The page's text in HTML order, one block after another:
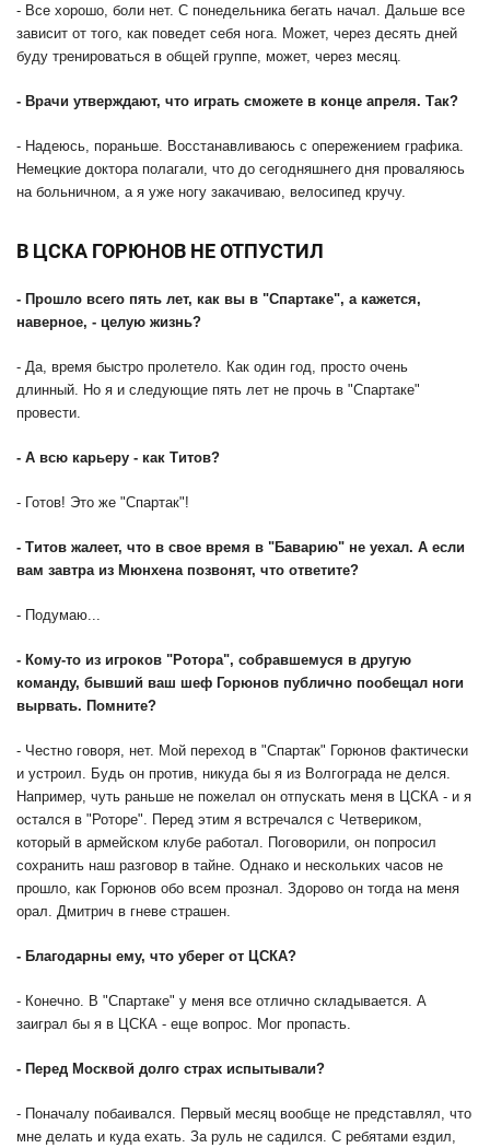
- Все хорошо, боли нет. С понедельника бегать начал. Дальше все
зависит от того, как поведет себя нога. Может, через десять дней
буду тренироваться в общей группе, может, через месяц.
- Врачи утверждают, что играть сможете в конце апреля. Так?
- Надеюсь, пораньше. Восстанавливаюсь с опережением графика.
Немецкие доктора полагали, что до сегодняшнего дня проваляюсь
на больничном, а я уже ногу закачиваю, велосипед кручу.
В ЦСКА ГОРЮНОВ НЕ ОТПУСТИЛ
- Прошло всего пять лет, как вы в "Спартаке", а кажется,
наверное, - целую жизнь?
- Да, время быстро пролетело. Как один год, просто очень
длинный. Но я и следующие пять лет не прочь в "Спартаке"
провести.
- А всю карьеру - как Титов?
- Готов! Это же "Спартак"!
- Титов жалеет, что в свое время в "Баварию" не уехал. А если
вам завтра из Мюнхена позвонят, что ответите?
- Подумаю...
- Кому-то из игроков "Ротора", собравшемуся в другую
команду, бывший ваш шеф Горюнов публично пообещал ноги
вырвать. Помните?
- Честно говоря, нет. Мой переход в "Спартак" Горюнов фактически
и устроил. Будь он против, никуда бы я из Волгограда не делся.
Например, чуть раньше не пожелал он отпускать меня в ЦСКА - и я
остался в "Роторе". Перед этим я встречался с Четвериком,
который в армейском клубе работал. Поговорили, он попросил
сохранить наш разговор в тайне. Однако и нескольких часов не
прошло, как Горюнов обо всем прознал. Здорово он тогда на меня
орал. Дмитрич в гневе страшен.
- Благодарны ему, что уберег от ЦСКА?
- Конечно. В "Спартаке" у меня все отлично складывается. А
заиграл бы я в ЦСКА - еще вопрос. Мог пропасть.
- Перед Москвой долго страх испытывали?
- Поначалу побаивался. Первый месяц вообще не представлял, что
мне делать и куда ехать. За руль не садился. С ребятами ездил,